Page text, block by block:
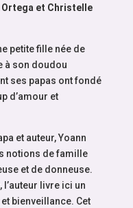
Ortega et Christelle
petite fille née de
à son doudou
ses papas ont fondé
d’amour et
et auteur, Yoann
notions de famille
et de donneuse.
livre ici un
bienveillance. Cet